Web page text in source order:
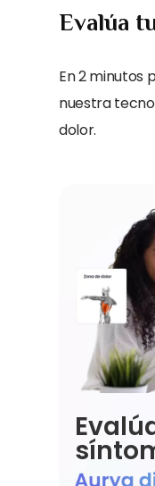
Evalúa
En 2 minutos
nuestra
dolor.